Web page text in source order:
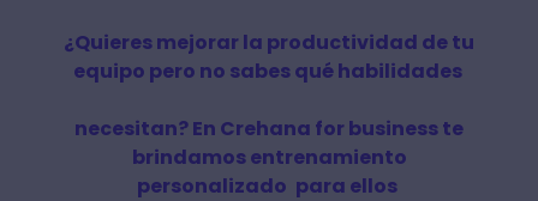
¿Quieres‌ ‌mejorar‌ ‌la‌ ‌productividad‌ ‌de‌ ‌tu‌
‌equipo‌ ‌pero‌ ‌no‌ ‌sabes‌ ‌qué‌ ‌habilidades‌ ‌
necesitan?‌ ‌En‌ ‌Crehana‌ ‌for‌ ‌business‌ ‌te‌
‌brindamos‌ ‌entrenamiento‌
‌personalizado‌ ‌ para‌ ‌ellos‌‌